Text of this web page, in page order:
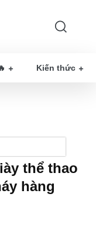
Kiến thức
thể thao
hàng